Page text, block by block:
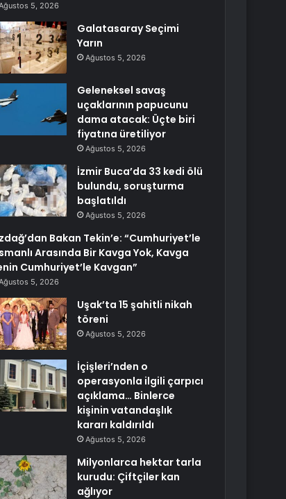
5, 2026
Galatasaray Seçimi
Yarın
Ağustos 5, 2026
Geleneksel savaş
uçaklarının papucunu
dama atacak: Üçte biri
fiyatına üretiliyor
Ağustos 5, 2026
İzmir Buca’da 33 kedi ölü
bulundu, soruşturma
başlatıldı
Ağustos 5, 2026
Bakan Tekin’e: “Cumhuriyet’le
Arasında Bir Kavga Yok, Kavga
Cumhuriyet’le Kavgan”
5, 2026
Uşak’ta 15 şahitli nikah
töreni
Ağustos 5, 2026
İçişleri’nden o
operasyonla ilgili çarpıcı
açıklama… Binlerce
kişinin vatandaşlık
kararı kaldırıldı
Ağustos 5, 2026
Milyonlarca hektar tarla
kurudu: Çiftçiler kan
ağlıyor